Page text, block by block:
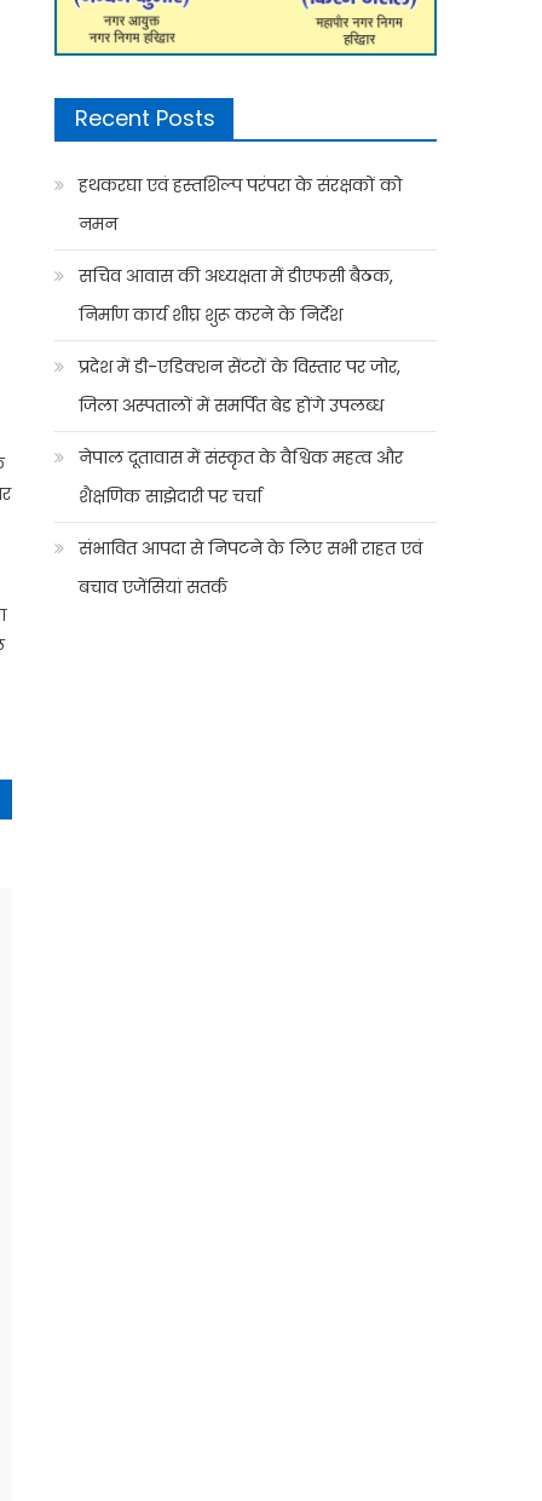
Recent Posts
हथकरघा एवं हस्तशिल्प परंपरा के संरक्षकों को
नमन
सचिव आवास की अध्यक्षता में डीएफसी बैठक,
निर्माण कार्य शीघ्र शुरू करने के निर्देश
प्रदेश में डी-एडिक्शन सेंटरों के विस्तार पर जोर,
जिला अस्पतालों में समर्पित बेड होंगे उपलब्ध
नेपाल दूतावास में संस्कृत के वैश्विक महत्व और
शैक्षणिक साझेदारी पर चर्चा
संभावित आपदा से निपटने के लिए सभी राहत एवं
बचाव एजेंसियां सतर्क